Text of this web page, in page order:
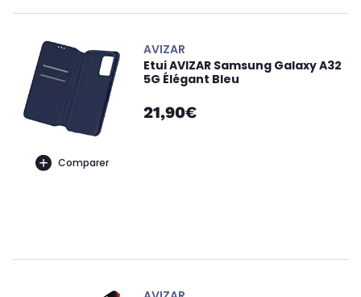
Comparer
AVIZAR
Etui AVIZAR Samsung Galaxy A32
5G Élégant Bleu
21,90€